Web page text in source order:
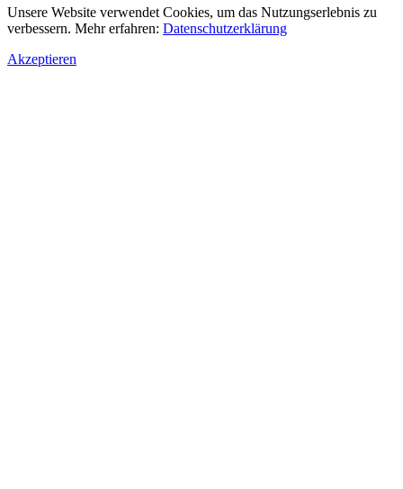
Unsere Website verwendet Cookies, um das Nutzungserlebnis zu
verbessern. Mehr erfahren: Datenschutzerklärung
Akzeptieren